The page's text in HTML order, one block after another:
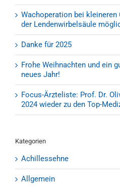
Wachoperation bei kleineren
der Lendenwirbelsäule
Danke für 2025
Frohe Weihnachten und ein
neues Jahr!
Focus-Ärzteliste: Prof. Dr.
2024 wieder zu den Top-
Kategorien
Achillessehne
Allgemein